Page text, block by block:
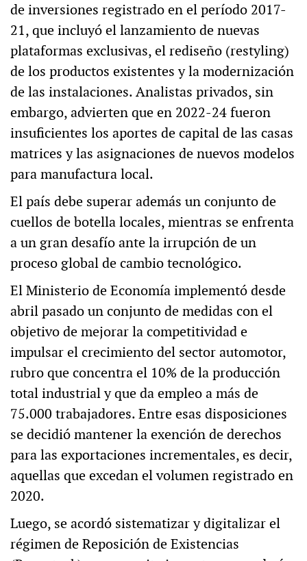
de inversiones registrado en el período 2017-
21, que incluyó el lanzamiento de nuevas
plataformas exclusivas, el rediseño (restyling)
de los productos existentes y la modernización
de las instalaciones. Analistas privados, sin
embargo, advierten que en 2022-24 fueron
insuficientes los aportes de capital de las casas
matrices y las asignaciones de nuevos modelos
para manufactura local.
El país debe superar además un conjunto de
cuellos de botella locales, mientras se enfrenta
a un gran desafío ante la irrupción de un
proceso global de cambio tecnológico.
El Ministerio de Economía implementó desde
abril pasado un conjunto de medidas con el
objetivo de mejorar la competitividad e
impulsar el crecimiento del sector automotor,
rubro que concentra el 10% de la producción
total industrial y que da empleo a más de
75.000 trabajadores. Entre esas disposiciones
se decidió mantener la exención de derechos
para las exportaciones incrementales, es decir,
aquellas que excedan el volumen registrado en
2020.
Luego, se acordó sistematizar y digitalizar el
régimen de Reposición de Existencias